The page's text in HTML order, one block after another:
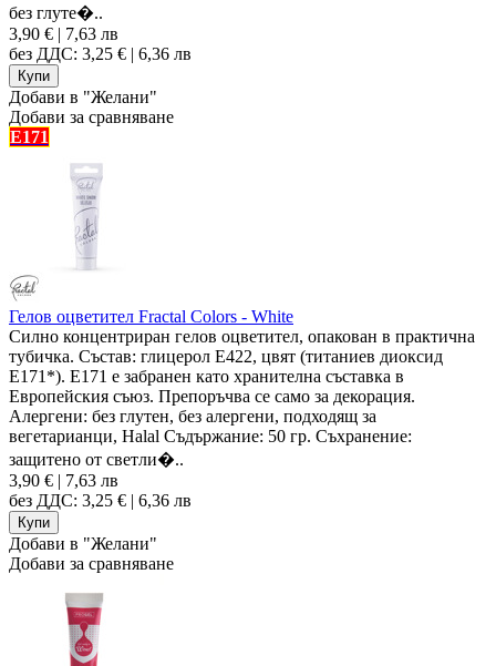
без глуте�..
3,90 € | 7,63 лв
без ДДС: 3,25 € | 6,36 лв
Добави в "Желани"
Добави за сравняване
E171
Гелов оцветител Fractal Colors - White
Силно концентриран гелов оцветител, опакован в практична
тубичка. Състав: глицерол E422, цвят (титаниев диоксид
Е171*). Е171 е забранен като хранителна съставка в
Европейския съюз. Препоръчва се само за декорация.
Алергени: без глутен, без алергени, подходящ за
вегетарианци, Halal Съдържание: 50 гр. Съхранение:
защитено от светли�..
3,90 € | 7,63 лв
без ДДС: 3,25 € | 6,36 лв
Добави в "Желани"
Добави за сравняване